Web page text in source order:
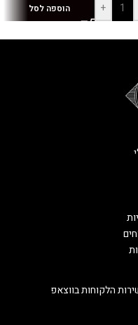
+ הוספה לסל
הלקוחות בווצאפ